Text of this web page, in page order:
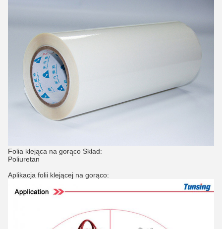
Folia klejąca na gorąco Skład:
Poliuretan
Aplikacja folii klejącej na gorąco: